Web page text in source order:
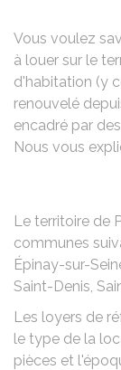
Vous voulez
à louer sur le
d'habitation (y
renouvelé
encadré par des
Nous vous
Le territoire de
communes
Épinay-sur-
Saint-Denis,
Les loyers de
le type de la
pièces et